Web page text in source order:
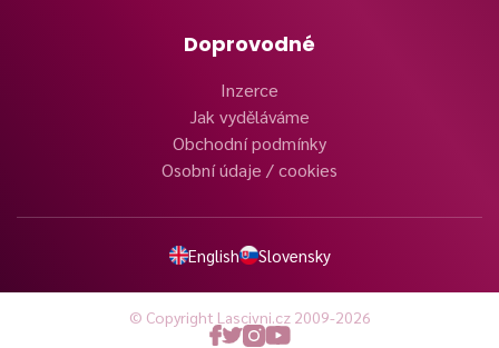
Doprovodné
Inzerce
Jak vyděláváme
Obchodní podmínky
Osobní údaje / cookies
English Slovensky
© Copyright Lascivni.cz 2009-2026